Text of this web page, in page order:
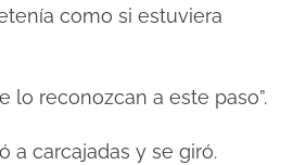
como si estuviera
lo reconozcan a este paso”.
a carcajadas y se giró.